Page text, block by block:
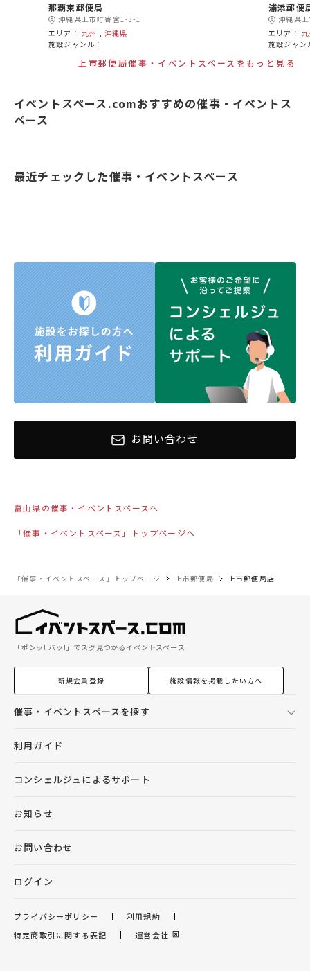
那覇東郵便局
沖縄県上市町寄宮1-3-1
エリア： 九州 ,沖縄県
施設ジャンル：
浦添郵便
沖縄県
エリア：
施設ジャン
上市郵便局催事・イベントスペースをもっと見る
イベントスペース.comおすすめの催事・イベントス
ペース
最近チェックした催事・イベントスペース
お問い合わせ
富山県の催事・イベントスペースへ
「催事・イベントスペース」トップページへ
「催事・イベントスペース」トップページ 上市郵便局 上市郵便局店
「ポンッ! パッ!」でスグ見つかるイベントスペース
新規会員登録 施設情報を掲載したい方へ
催事・イベントスペースを探す
利用ガイド
コンシェルジュによるサポート
お知らせ
お問い合わせ
ログイン
プライバシーポリシー
利用規約
特定商取引に関する表記
運営会社